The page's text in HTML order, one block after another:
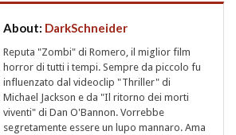
About: DarkSchneider
Reputa "Zombi" di Romero, il miglior film
horror di tutti i tempi. Sempre da piccolo fu
influenzato dal videoclip "Thriller" di
Michael Jackson e da "Il ritorno dei morti
viventi" di Dan O'Bannon. Vorrebbe
segretamente essere un lupo mannaro. Ama